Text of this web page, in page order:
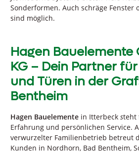
Sonderformen. Auch schräge Fenster
sind möglich.
Hagen Bauelemente
KG – Dein Partner
und Türen in der
Bentheim
Hagen Bauelemente in Itterbeck steht
Erfahrung und persönlichen Service.
verwurzelter Familienbetrieb betreut
Kunden in Nordhorn, Bad Bentheim,